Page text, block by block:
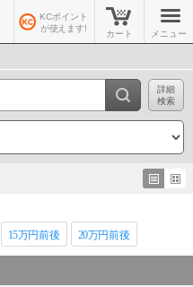
KCポイント
が使えます!
カート メニュー
詳細
検索
15万円前後 20万円前後